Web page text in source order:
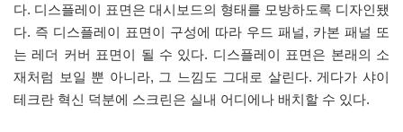
다. 디스플레이 표면은 대시보드의 형태를 모방하도록 디자인됐
다. 즉 디스플레이 표면이 구성에 따라 우드 패널, 카본 패널 또
는 레더 커버 표면이 될 수 있다. 디스플레이 표면은 본래의 소
재처럼 보일 뿐 아니라, 그 느낌도 그대로 살린다. 게다가 샤이
테크란 혁신 덕분에 스크린은 실내 어디에나 배치할 수 있다.